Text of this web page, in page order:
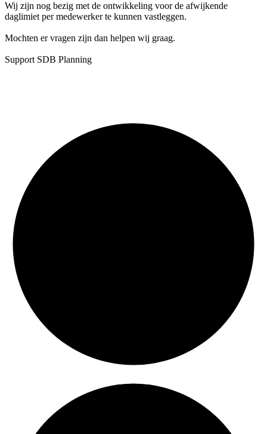
Wij zijn nog bezig met de ontwikkeling voor de afwijkende
daglimiet per medewerker te kunnen vastleggen.
Mochten er vragen zijn dan helpen wij graag.
Support SDB Planning